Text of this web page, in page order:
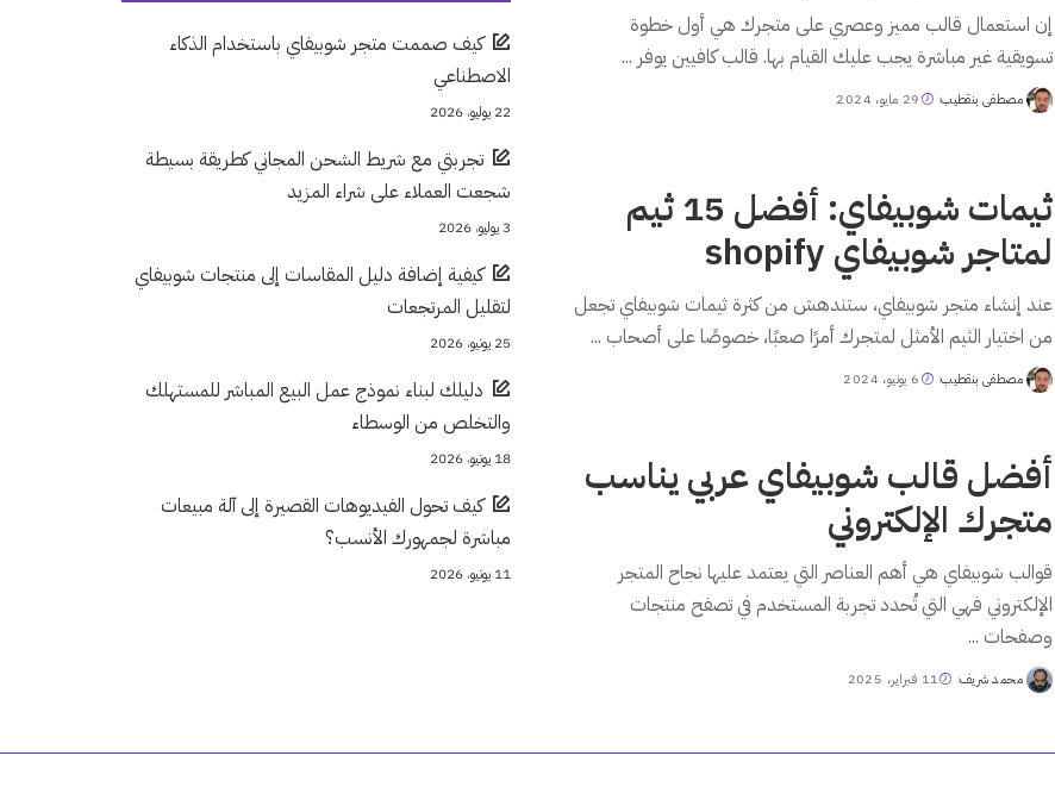
إن استعمال قالب مميز وعصري على متجرك هي أول خطوة
تسويقية غير مباشرة يجب عليك القيام بها. قالب كافيين يوفر ...
Postedمصطفى بنقطيب 29 مايو، 2024
ثيمات شوبيفاي: أفضل 15 ثيم
لمتاجر شوبيفاي shopify
عند إنشاء متجر شوبيفاي، ستندهش من كثرة ثيمات شوبيفاي تجعل
من اختيار الثيم الأمثل لمتجرك أمرًا صعبًا، خصوصًا على أصحاب ...
Postedمصطفى بنقطيب 6 يونيو، 2024
أفضل قالب شوبيفاي عربي يناسب
متجرك الإلكتروني
قوالب شوبيفاي هي أهم العناصر التي يعتمد عليها نجاح المتجر
الإلكتروني فهي التي تُحدد تجربة المستخدم في تصفح منتجات
وصفحات ...
Postedمحمد شريف 11 فبراير، 2025
كيف صممت متجر شوبيفاي باستخدام الذكاء
الاصطناعي
22 يوليو، 2026
تجربتي مع شريط الشحن المجاني كطريقة بسيطة
شجعت العملاء على شراء المزيد
3 يوليو، 2026
كيفية إضافة دليل المقاسات إلى منتجات شوبيفاي
لتقليل المرتجعات
25 يونيو، 2026
دليلك لبناء نموذج عمل البيع المباشر للمستهلك
والتخلص من الوسطاء
18 يونيو، 2026
كيف تحول الفيديوهات القصيرة إلى آلة مبيعات
مباشرة لجمهورك الأنسب؟
11 يونيو، 2026